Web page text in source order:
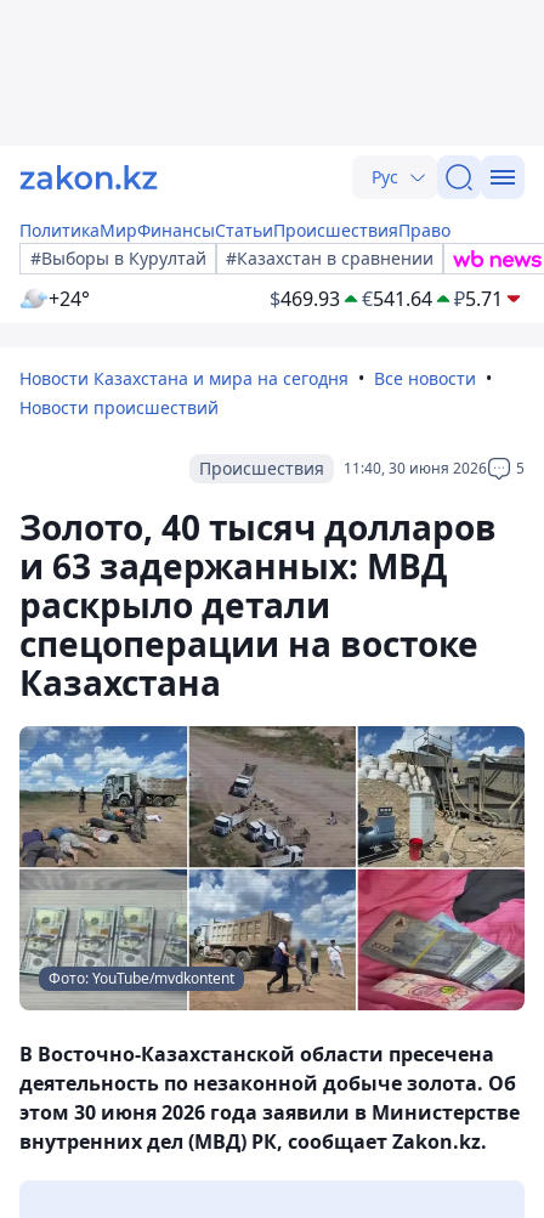
Рус
ПолитикаМирФинансыСтатьиПроисшествияПраво
#Выборы в Курултай
#Казахстан в сравнении
+24° $469.93 €541.64 ₽5.71
Новости Казахстана и мира на сегодня
Все новости
Новости происшествий
11:40, 30 июня 2026 5
Происшествия
Золото, 40 тысяч долларов
и 63 задержанных: МВД
раскрыло детали
спецоперации на востоке
Казахстана
Фото: YouTube/mvdkontent
В Восточно-Казахстанской области пресечена
деятельность по незаконной добыче золота. Об
этом 30 июня 2026 года заявили в Министерстве
внутренних дел (МВД) РК, сообщает Zakon.kz.